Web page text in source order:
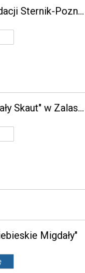
"Horyzonty" Przedszkole Fundacji Sternik-Poznań
Niepubliczne Przedszkole "Mały Skaut" w Zalasewie z Oddziałami Zamiejscowymi w Swarzędzu
Migdały"